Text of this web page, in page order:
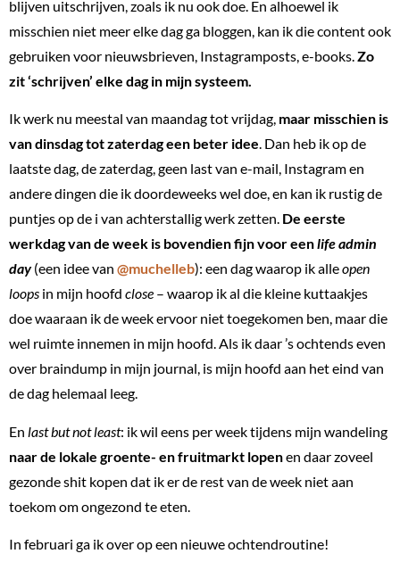
blijven uitschrijven, zoals ik nu ook doe. En alhoewel ik
misschien niet meer elke dag ga bloggen, kan ik die content ook
gebruiken voor nieuwsbrieven, Instagramposts, e-books. Zo
zit ‘schrijven’ elke dag in mijn systeem.
Ik werk nu meestal van maandag tot vrijdag, maar misschien is
van dinsdag tot zaterdag een beter idee. Dan heb ik op de
laatste dag, de zaterdag, geen last van e-mail, Instagram en
andere dingen die ik doordeweeks wel doe, en kan ik rustig de
puntjes op de i van achterstallig werk zetten. De eerste
werkdag van de week is bovendien fijn voor eenlife admin
day (een idee van @muchelleb): een dag waarop ik alleopen
loops in mijn hoofd close – waarop ik al die kleine kuttaakjes
doe waaraan ik de week ervoor niet toegekomen ben, maar die
wel ruimte innemen in mijn hoofd. Als ik daar ’s ochtends even
over braindump in mijn journal, is mijn hoofd aan het eind van
de dag helemaal leeg.
En last but not least: ik wil eens per week tijdens mijn wandeling
naar de lokale groente- en fruitmarkt lopenen daar zoveel
gezonde shit kopen dat ik er de rest van de week niet aan
toekom om ongezond te eten.
In februari ga ik over op een nieuwe ochtendroutine!